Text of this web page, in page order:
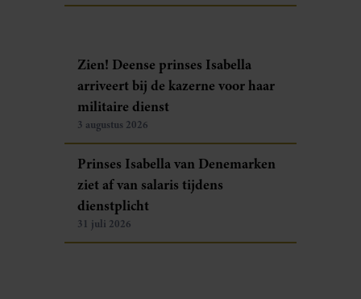
Zien! Deense prinses Isabella
arriveert bij de kazerne voor haar
militaire dienst
3 augustus 2026
Prinses Isabella van Denemarken
ziet af van salaris tijdens
dienstplicht
31 juli 2026